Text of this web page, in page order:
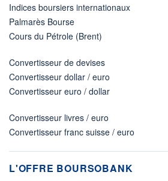
Indices boursiers internationaux
Palmarès Bourse
Cours du Pétrole (Brent)
Convertisseur de devises
Convertisseur dollar / euro
Convertisseur euro / dollar
Convertisseur livres / euro
Convertisseur franc suisse / euro
L'OFFRE BOURSOBANK